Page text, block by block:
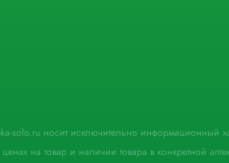
solo.ru носит исключительно информационный
на товар и наличии товара в конкретной